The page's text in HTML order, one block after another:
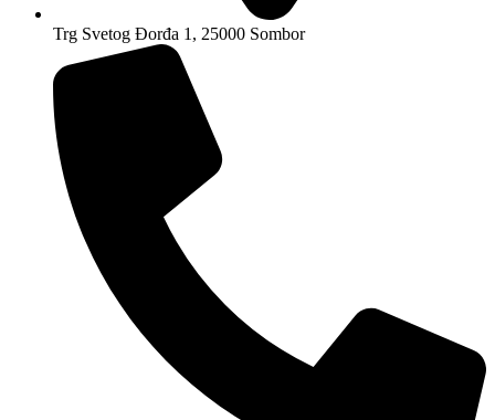
Trg Svetog Đorđa 1, 25000 Sombor